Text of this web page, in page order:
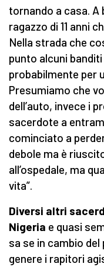
tornando a casa. A
ragazzo di 11 anni
Nella strada che
punto alcuni
probabilmente per
Presumiamo che
dell’auto, invece i
sacerdote a
cominciato a
debole ma è
all’ospedale, ma
vita”.
Diversi altri
Nigeria e quasi
sa se in cambio
genere i rapitori